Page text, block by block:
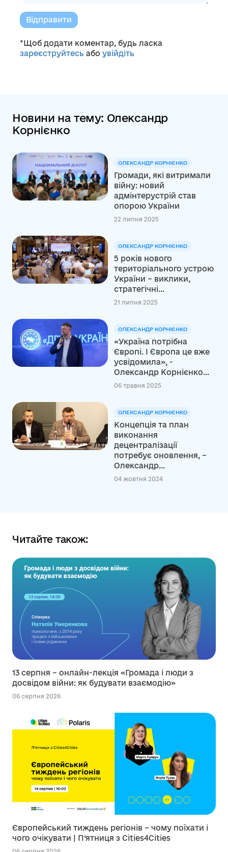
Відправити
*Щоб додати коментар, будь ласка
зареєструйтесь або увійдіть
Новини на тему: Олександр
Корнієнко
ОЛЕКСАНДР КОРНІЄНКО
Громади, які витримали
війну: новий
адмінтерустрій став
опорою України
22 липня 2025
ОЛЕКСАНДР КОРНІЄНКО
5 років нового
територіального устрою
України – виклики,
стратегічні...
21 липня 2025
ОЛЕКСАНДР КОРНІЄНКО
«Україна потрібна
Європі. І Європа це вже
усвідомила», -
Олександр Корнієнко...
06 травня 2025
ОЛЕКСАНДР КОРНІЄНКО
Концепція та план
виконання
децентралізації
потребує оновлення, –
Олександр...
04 жовтня 2024
Читайте також:
13 серпня – онлайн-лекція «Громада і люди з
досвідом війни: як будувати взаємодію»
06 серпня 2026
Європейський тиждень регіонів – чому поїхати і
чого очікувати | П’ятниця з Cities4Cities